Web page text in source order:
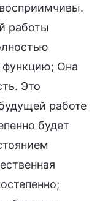
работы
функцию; Она
Это
работе
будет